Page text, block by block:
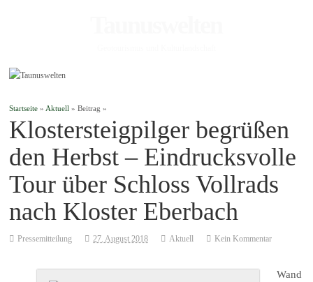
Startseite » Aktuell » Beitrag »
Klostersteigpilger begrüßen
den Herbst – Eindrucksvolle
Tour über Schloss Vollrads
nach Kloster Eberbach
Pressemitteilung 27. August 2018 Aktuell Kein Kommentar
Wand